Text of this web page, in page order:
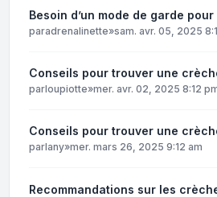
Besoin d’un mode de garde
paradrenalinette»sam. avr. 05, 2025
Conseils pour trouver une
parloupiotte»mer. avr. 02, 2025 8:12
Conseils pour trouver une
parlany»mer. mars 26, 2025 9:12 am
Recommandations sur les